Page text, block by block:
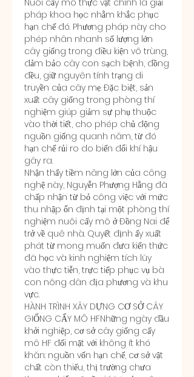
Nuôi cấy mô thực vật chính là giải
pháp khoa học nhằm khắc phục
hạn chế đó. Phương pháp này cho
phép nhân nhanh số lượng lớn
cây giống trong điều kiện vô trùng,
đảm bảo cây con sạch bệnh, đồng
đều, giữ nguyên tính trạng di
truyền của cây mẹ. Đặc biệt, sản
xuất cây giống trong phòng thí
nghiệm giúp giảm sự phụ thuộc
vào thời tiết, cho phép chủ động
nguồn giống quanh năm, từ đó
hạn chế rủi ro do biến đổi khí hậu
gây ra.
Nhận thấy tiềm năng lớn của công
nghệ này, Nguyễn Phượng Hằng đã
chấp nhận từ bỏ công việc với mức
thu nhập ổn định tại một phòng thí
nghiệm nuôi cấy mô ở Đồng Nai để
trở về quê nhà. Quyết định ấy xuất
phát từ mong muốn đưa kiến thức
đã học và kinh nghiệm tích lũy
vào thực tiễn, trực tiếp phục vụ bà
con nông dân địa phương và khu
vực.
HÀNH TRÌNH XÂY DỰNG CƠ SỞ CÂY
GIỐNG CẤY MÔ HFNhững ngày đầu
khởi nghiệp, cơ sở cây giống cấy
mô HF đối mặt với không ít khó
khăn: nguồn vốn hạn chế, cơ sở vật
chất còn thiếu, thị trường chưa